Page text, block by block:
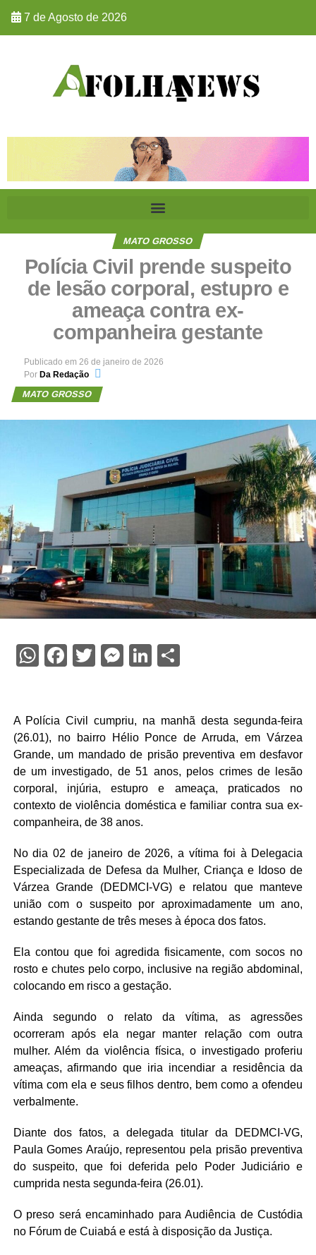
7 de Agosto de 2026
MATO GROSSO
Polícia Civil prende suspeito
de lesão corporal, estupro e
ameaça contra ex-
companheira gestante
Publicado em 26 de janeiro de 2026
Por Da Redação
MATO GROSSO
WhatsApp
Facebook
Twitter
Messenger
LinkedIn
Share
A Polícia Civil cumpriu, na manhã desta segunda-feira
(26.01), no bairro Hélio Ponce de Arruda, em Várzea
Grande, um mandado de prisão preventiva em desfavor
de um investigado, de 51 anos, pelos crimes de lesão
corporal, injúria, estupro e ameaça, praticados no
contexto de violência doméstica e familiar contra sua ex-
companheira, de 38 anos.
No dia 02 de janeiro de 2026, a vítima foi à Delegacia
Especializada de Defesa da Mulher, Criança e Idoso de
Várzea Grande (DEDMCI-VG) e relatou que manteve
união com o suspeito por aproximadamente um ano,
estando gestante de três meses à época dos fatos.
Ela contou que foi agredida fisicamente, com socos no
rosto e chutes pelo corpo, inclusive na região abdominal,
colocando em risco a gestação.
Ainda segundo o relato da vítima, as agressões
ocorreram após ela negar manter relação com outra
mulher. Além da violência física, o investigado proferiu
ameaças, afirmando que iria incendiar a residência da
vítima com ela e seus filhos dentro, bem como a ofendeu
verbalmente.
Diante dos fatos, a delegada titular da DEDMCI-VG,
Paula Gomes Araújo, representou pela prisão preventiva
do suspeito, que foi deferida pelo Poder Judiciário e
cumprida nesta segunda-feira (26.01).
O preso será encaminhado para Audiência de Custódia
no Fórum de Cuiabá e está à disposição da Justiça.